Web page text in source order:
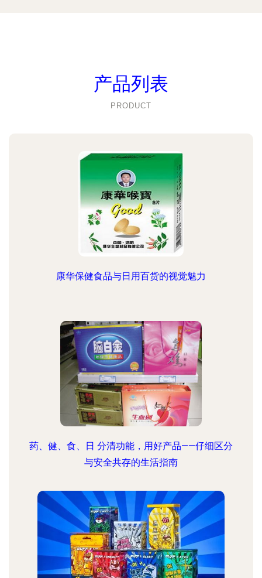
产品列表
PRODUCT
康华保健食品与日用百货的视觉魅力
药、健、食、日 分清功能，用好产品——仔细区分
与安全共存的生活指南